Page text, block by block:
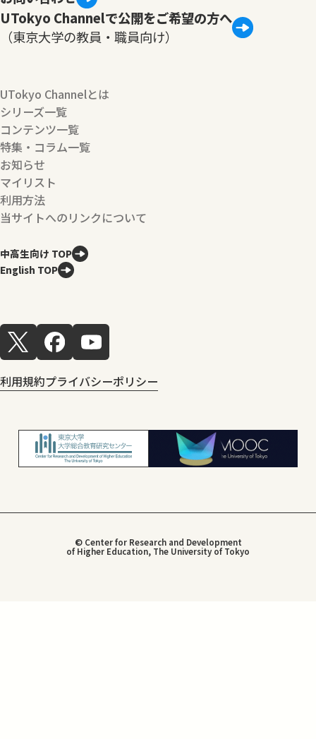
UTokyo Channelで公開をご希望の方へ
（東京大学の教員・職員向け）
UTokyo Channelとは
シリーズ一覧
コンテンツ一覧
特集・コラム一覧
お知らせ
マイリスト
利用方法
当サイトへのリンクについて
中高生向け TOP
English TOP
利用規約プライバシーポリシー
© Center for Research and Development
of Higher Education, The University of Tokyo